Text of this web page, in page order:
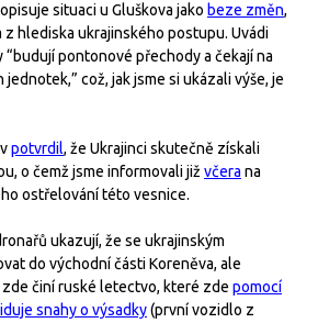
situaci u Gluškova jako beze změn,
z hlediska ukrajinského postupu. Uvádi
pontonové přechody a čekají na
což, jak jsme si ukázali výše, je
potvrdil, že Ukrajinci skutečně získali
o čemž jsme informovali již včera na
ostřelování této vesnice.
ukazují, že se ukrajinským
do východní části Koreněva, ale
činí ruské letectvo, které zde pomocí
snahy o výsadky(první vozidlo z